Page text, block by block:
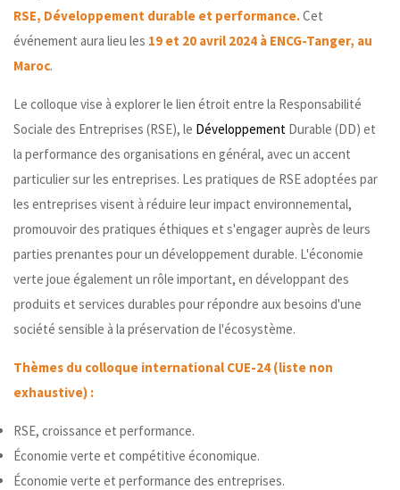
RSE, Développement durable et performance.Cet
événement aura lieu les 19 et 20 avril 2024 à ENCG-Tanger, au
Maroc.
Le colloque vise à explorer le lien étroit entre la Responsabilité
Sociale des Entreprises (RSE), le Développement Durable (DD) et
la performance des organisations en général, avec un accent
particulier sur les entreprises. Les pratiques de RSE adoptées par
les entreprises visent à réduire leur impact environnemental,
promouvoir des pratiques éthiques et s'engager auprès de leurs
parties prenantes pour un développement durable. L'économie
verte joue également un rôle important, en développant des
produits et services durables pour répondre aux besoins d'une
société sensible à la préservation de l'écosystème.
Thèmes du colloque international CUE-24 (liste non
exhaustive) :
RSE, croissance et performance.
Économie verte et compétitive économique.
Économie verte et performance des entreprises.